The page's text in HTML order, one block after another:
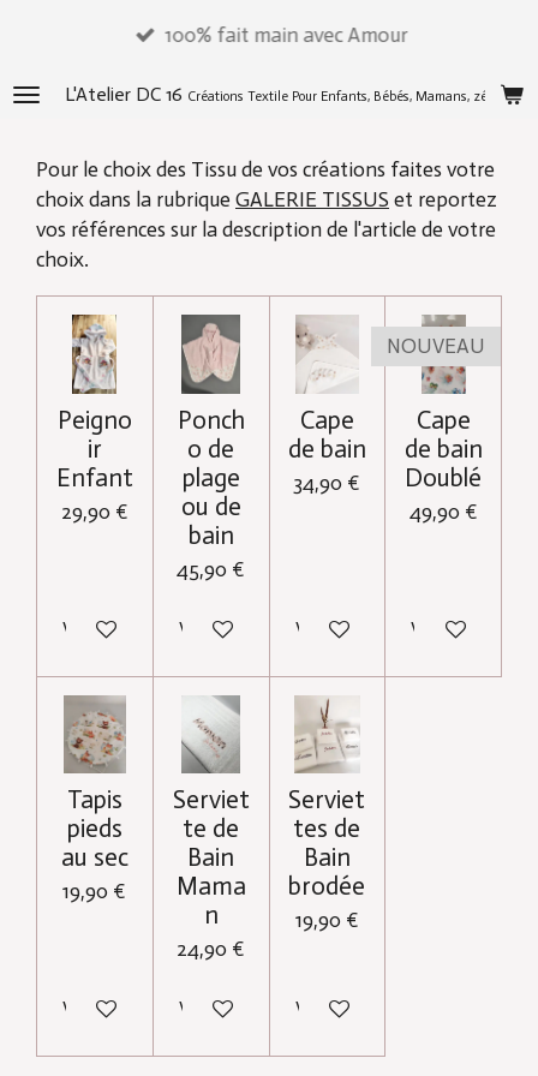
contenuL'Atelier DC 16 Créations Textile Pour Enfants, Bébés, Mamans, zéros
100% fait main avec Amour
Pour le choix des Tissu de vos créations faites votre
choix dans la rubrique GALERIE TISSUS et reportez
vos références sur la description de l'article de votre
choix.
Peigno
ir
Enfant
29,90 €
Voir les détails
Ponch
o de
plage
ou de
bain
45,90 €
Voir les détails
Cape
de bain
34,90 €
Voir les détails
NOUVEAU
Cape
de bain
Doublé
49,90 €
Voir les détails
Tapis
pieds
au sec
19,90 €
Voir les détails
Serviet
te de
Bain
Mama
n
24,90 €
Voir les détails
Serviet
tes de
Bain
brodée
19,90 €
Voir les détails